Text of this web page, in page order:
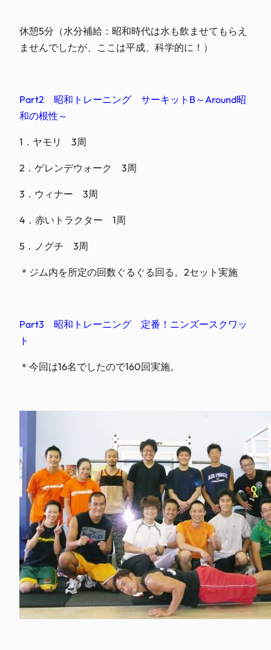
休憩5分（水分補給：昭和時代は水も飲ませてもらえ
ませんでしたが、ここは平成、科学的に！）
Part2 昭和トレーニング サーキットB～Around昭
和の根性～
1．ヤモリ 3周
2．ゲレンデウォーク 3周
3．ウィナー 3周
4．赤いトラクター 1周
5．ノグチ 3周
＊ジム内を所定の回数ぐるぐる回る。2セット実施
Part3 昭和トレーニング 定番！ニンズースクワッ
ト
＊今回は16名でしたので160回実施。